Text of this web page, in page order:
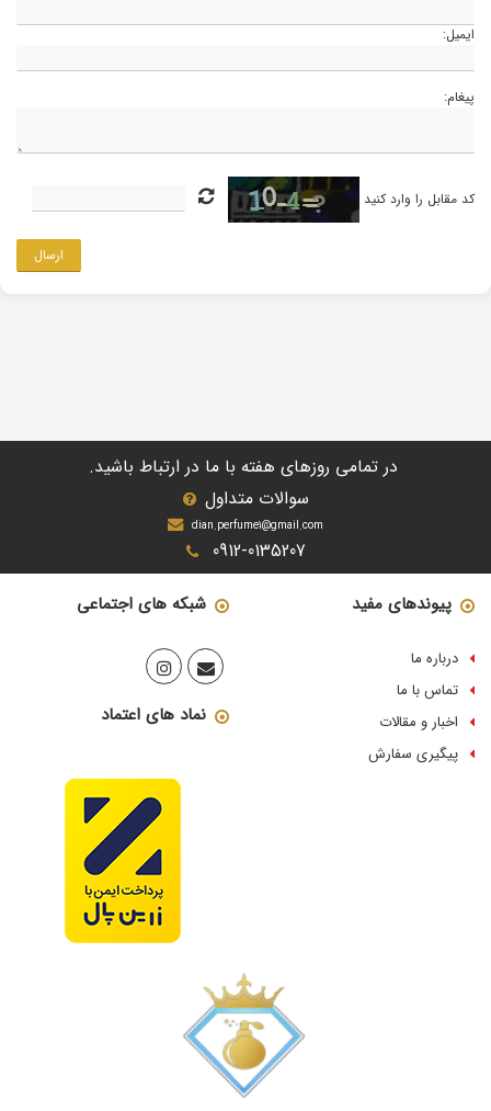
ایمیل:
پیغام:
کد مقابل را وارد کنید
ارسال
در تمامی روزهای هفته با ما در ارتباط باشید.
سوالات متداول
dian.perfume1@gmail.com
0912-0135207
پیوندهای مفید
درباره ما
تماس با ما
اخبار و مقالات
پیگیری سفارش
شبکه های اجتماعی
نماد های اعتماد